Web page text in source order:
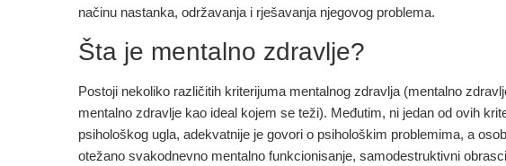
načinu nastanka, održavanja i rješavanja njegovog problema.
Šta je mentalno zdravlje?
Postoji nekoliko različitih kriterijuma mentalnog zdravlja (mentalno
mentalno zdravlje kao ideal kojem se teži). Međutim, ni jedan od ovih
psihološkog ugla, adekvatnije je govori o psihološkim problemima, a
otežano svakodnevno mentalno funkcionisanje, samodestruktivni